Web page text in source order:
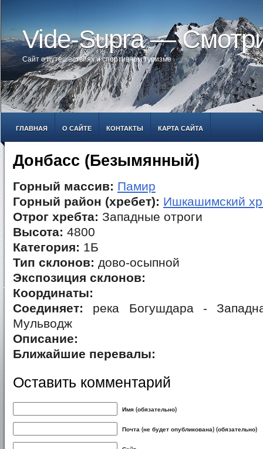
Vide-Supra —
Сайт о путешествиях и спортивном туризме
ГЛАВНАЯ О САЙТЕ КОНТАКТЫ КАРТА САЙТА
Донбасс (Безымянный)
Горный массив: Памир
Горный район (хребет): Ишкашимский
Отрог хребта: Западные отроги
Высота: 4800
Категория: 1Б
Тип склонов: дово-осыпной
Экспозиция склонов:
Координаты:
Соединяет: река Богушдара -
Мульводж
Описание:
Ближайшие перевалы:
Оставить комментарий
Имя (обязательно)
Почта (не будет опубликована) (обязательно)